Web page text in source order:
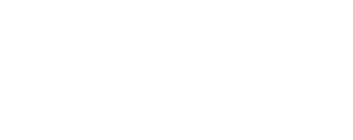
白い砂浜、シュノーケリ
BBQ（食事付きプラン）